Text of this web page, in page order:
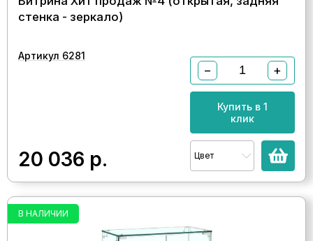
стенка - зеркало)
Артикул 6281
20 036 р.
− +
Купить в 1
клик
Цвет
В НАЛИЧИИ